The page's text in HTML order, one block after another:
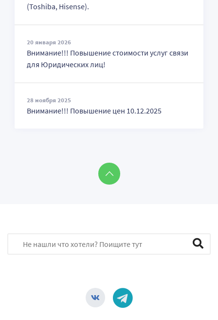
(Toshiba, Hisense).
20 января 2026
Внимание!!! Повышение стоимости услуг связи
для Юридических лиц!
28 ноября 2025
Внимание!!! Повышение цен 10.12.2025